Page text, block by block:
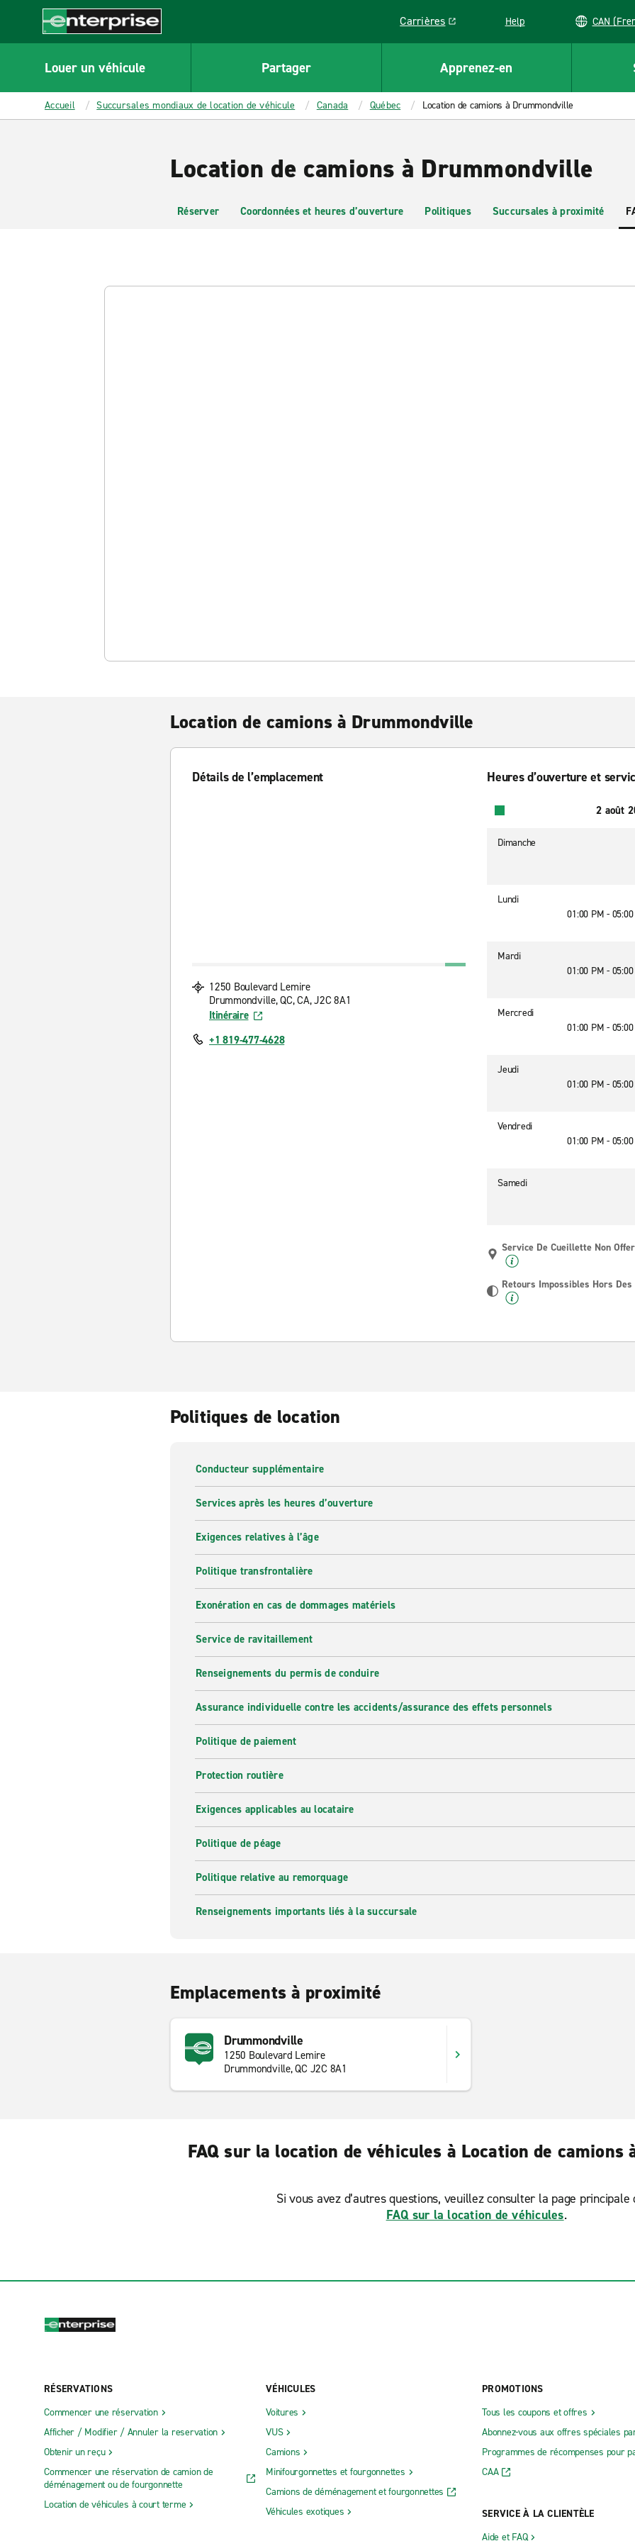
CONTENT
Enterprise
Carrières
Link opens in a new window
Help CAN
Louer un véhicule Partager Apprenez-en
Accueil Succursales mondiaux de location de véhicule Canada Québec Location de camions à Drummondville
Location de camions à Drummondville
Réserver Coordonnées et heures d’ouverture Politiques Succursales à proximité
Location de camions à Drummondville
Détails de l’emplacement
1250 Boulevard Lemire
Drummondville, QC, CA, J2C 8A1
Itinéraire
+1 819-477-4628
Heures d’ouverture et
2 août
Dimanche
Lundi
01:00 PM -
Mardi
01:00 PM -
Mercredi
01:00 PM -
Jeudi
01:00 PM -
Vendredi
01:00 PM -
Samedi
Service De Cueillette Non
Retours Impossibles Hors
Politiques de location
Conducteur supplémentaire
Services après les heures d’ouverture
Exigences relatives à l’âge
Politique transfrontalière
Exonération en cas de dommages matériels
Service de ravitaillement
Renseignements du permis de conduire
Assurance individuelle contre les accidents/assurance des effets personnels
Politique de paiement
Protection routière
Exigences applicables au locataire
Politique de péage
Politique relative au remorquage
Renseignements importants liés à la succursale
Emplacements à proximité
Drummondville
1250 Boulevard Lemire
Drummondville, QC J2C 8A1
FAQ sur la location de véhicules à Location de camions
Si vous avez d’autres questions, veuillez consulter la page principale
FAQ sur la location de véhicules.
RÉSERVATIONS
Commencer une réservation
Afficher / Modifier / Annuler la reservation
Obtenir un reçu
Commencer une réservation de camion de
déménagement ou de fourgonnette
Location de véhicules à court terme
VÉHICULES
Voitures
VUS
Camions
Minifourgonnettes et fourgonnettes
Camions de déménagement et fourgonnettes
Véhicules exotiques
PROMOTIONS
Tous les coupons et offres
Abonnez-vous aux offres spéciales
Programmes de récompenses pour
CAA
SERVICE À LA CLIENTÈLE
Aide et FAQ